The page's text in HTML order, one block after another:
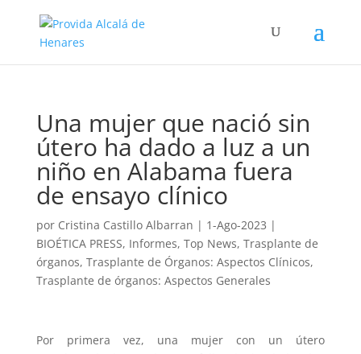
Una mujer que nació sin
útero ha dado a luz a un
niño en Alabama fuera
de ensayo clínico
por Cristina Castillo Albarran | 1-Ago-2023 |
BIOÉTICA PRESS, Informes, Top News, Trasplante de
órganos, Trasplante de Órganos: Aspectos Clínicos,
Trasplante de órganos: Aspectos Generales
Por primera vez, una mujer con un útero